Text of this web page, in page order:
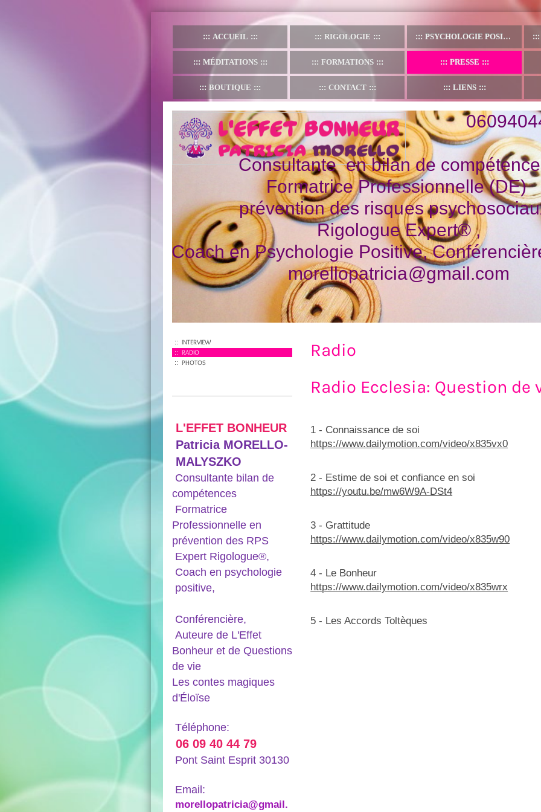
ACCUEIL RIGOLOGIE PSYCHOLOGIE POSITIVE
MÉDITATIONS FORMATIONS PRESSE
BOUTIQUE CONTACT LIENS
Consultante en bilan de
Formatrice Professionnelle (DE)
prévention des risques
Rigologue Expert® ,
Coach en Psychologie Positive,
morellopatricia@gmail.com
Radio
Radio Ecclesia: Question de
1 - Connaissance de soi
https://www.dailymotion.com/video/x835vx0
2 - Estime de soi et confiance en soi
https://youtu.be/mw6W9A-DSt4
3 - Grattitude
https://www.dailymotion.com/video/x835w90
4 - Le Bonheur
https://www.dailymotion.com/video/x835wrx
5 - Les Accords Toltèques
INTERVIEW
RADIO
PHOTOS
L'EFFET BONHEUR
Patricia MORELLO-
MALYSZKO
Consultante bilan de
compétences
Formatrice
Professionnelle en
prévention des RPS
Expert Rigologue®,
Coach en psychologie
positive,
Conférencière,
Auteure de L'Effet
Bonheur et de Questions
de vie
Les contes magiques
d'Éloïse
Téléphone:
06 09 40 44 79
Pont Saint Esprit 30130
Email:
morellopatricia@gmail.